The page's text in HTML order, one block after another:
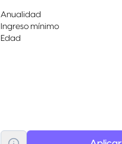
Anualidad
Ingreso mínimo
Edad